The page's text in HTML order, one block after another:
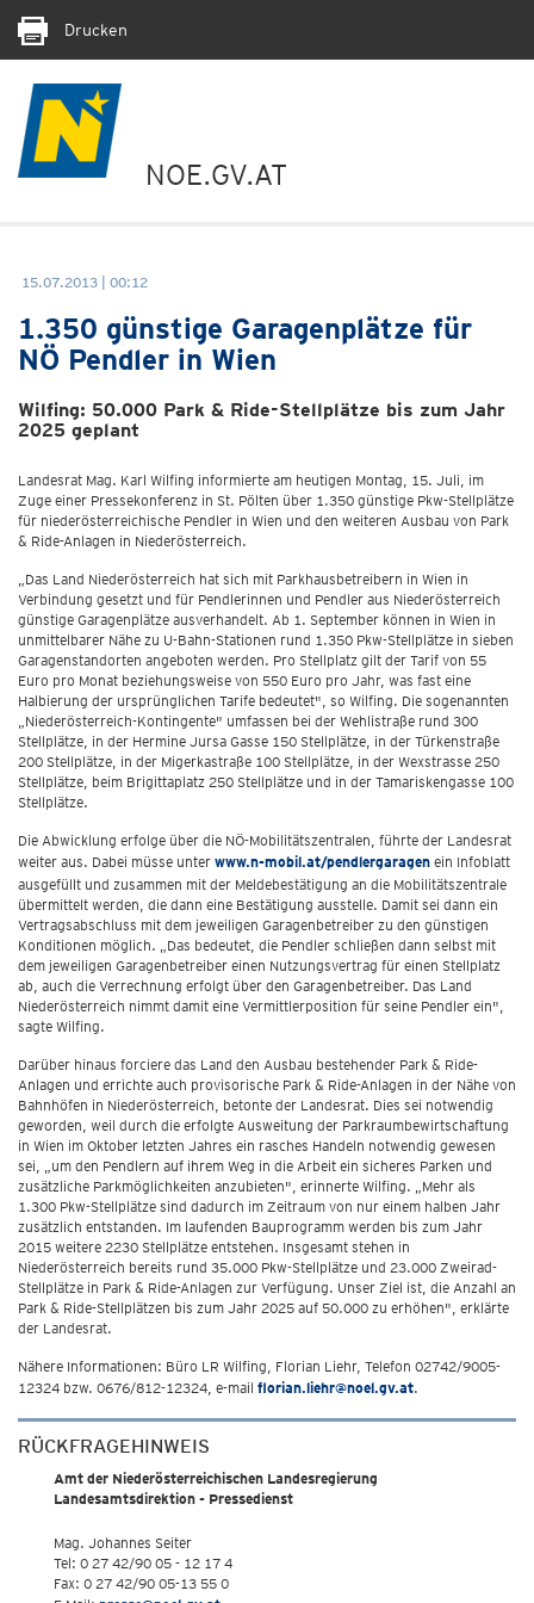
Drucken
NOE.GV.AT
15.07.2013 | 00:12
1.350 günstige Garagenplätze für
NÖ Pendler in Wien
Wilfing: 50.000 Park & Ride-Stellplätze bis zum Jahr
2025 geplant
Landesrat Mag. Karl Wilfing informierte am heutigen Montag, 15. Juli, im
Zuge einer Pressekonferenz in St. Pölten über 1.350 günstige Pkw-Stellplätze
für niederösterreichische Pendler in Wien und den weiteren Ausbau von Park
& Ride-Anlagen in Niederösterreich.
„Das Land Niederösterreich hat sich mit Parkhausbetreibern in Wien in
Verbindung gesetzt und für Pendlerinnen und Pendler aus Niederösterreich
günstige Garagenplätze ausverhandelt. Ab 1. September können in Wien in
unmittelbarer Nähe zu U-Bahn-Stationen rund 1.350 Pkw-Stellplätze in sieben
Garagenstandorten angeboten werden. Pro Stellplatz gilt der Tarif von 55
Euro pro Monat beziehungsweise von 550 Euro pro Jahr, was fast eine
Halbierung der ursprünglichen Tarife bedeutet", so Wilfing. Die sogenannten
„Niederösterreich-Kontingente" umfassen bei der Wehlistraße rund 300
Stellplätze, in der Hermine Jursa Gasse 150 Stellplätze, in der Türkenstraße
200 Stellplätze, in der Migerkastraße 100 Stellplätze, in der Wexstrasse 250
Stellplätze, beim Brigittaplatz 250 Stellplätze und in der Tamariskengasse 100
Stellplätze.
Die Abwicklung erfolge über die NÖ-Mobilitätszentralen, führte der Landesrat
weiter aus. Dabei müsse unter www.n-mobil.at/pendlergaragen ein Infoblatt
ausgefüllt und zusammen mit der Meldebestätigung an die Mobilitätszentrale
übermittelt werden, die dann eine Bestätigung ausstelle. Damit sei dann ein
Vertragsabschluss mit dem jeweiligen Garagenbetreiber zu den günstigen
Konditionen möglich. „Das bedeutet, die Pendler schließen dann selbst mit
dem jeweiligen Garagenbetreiber einen Nutzungsvertrag für einen Stellplatz
ab, auch die Verrechnung erfolgt über den Garagenbetreiber. Das Land
Niederösterreich nimmt damit eine Vermittlerposition für seine Pendler ein",
sagte Wilfing.
Darüber hinaus forciere das Land den Ausbau bestehender Park & Ride-
Anlagen und errichte auch provisorische Park & Ride-Anlagen in der Nähe von
Bahnhöfen in Niederösterreich, betonte der Landesrat. Dies sei notwendig
geworden, weil durch die erfolgte Ausweitung der Parkraumbewirtschaftung
in Wien im Oktober letzten Jahres ein rasches Handeln notwendig gewesen
sei, „um den Pendlern auf ihrem Weg in die Arbeit ein sicheres Parken und
zusätzliche Parkmöglichkeiten anzubieten", erinnerte Wilfing. „Mehr als
1.300 Pkw-Stellplätze sind dadurch im Zeitraum von nur einem halben Jahr
zusätzlich entstanden. Im laufenden Bauprogramm werden bis zum Jahr
2015 weitere 2230 Stellplätze entstehen. Insgesamt stehen in
Niederösterreich bereits rund 35.000 Pkw-Stellplätze und 23.000 Zweirad-
Stellplätze in Park & Ride-Anlagen zur Verfügung. Unser Ziel ist, die Anzahl an
Park & Ride-Stellplätzen bis zum Jahr 2025 auf 50.000 zu erhöhen", erklärte
der Landesrat.
Nähere Informationen: Büro LR Wilfing, Florian Liehr, Telefon 02742/9005-
12324 bzw. 0676/812-12324, e-mail florian.liehr@noel.gv.at.
RÜCKFRAGEHINWEIS
Amt der Niederösterreichischen Landesregierung
Landesamtsdirektion - Pressedienst
Mag. Johannes Seiter
Tel: 0 27 42/90 05 - 12 17 4
Fax: 0 27 42/90 05-13 55 0